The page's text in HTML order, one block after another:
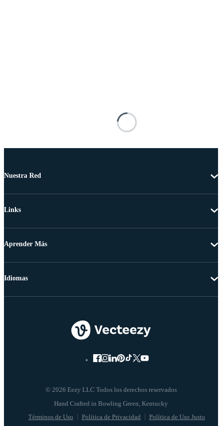
Nuestra Red
Links
Aprender Más
© 2026 Eezy LLC Todos los derechos reservados
Términos de Uso Política de Privacidad Política de Uso Justo
Idiomas